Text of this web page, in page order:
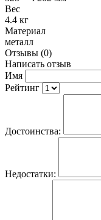
Вес
4.4 кг
Материал
металл
Отзывы (0)
Написать отзыв
Имя
Рейтинг
Достоинства:
Недостатки: